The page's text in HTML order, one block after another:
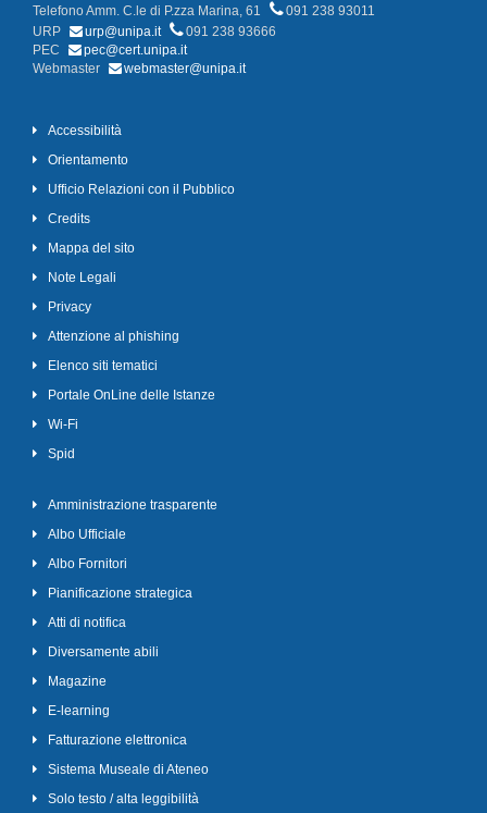
Telefono Amm. C.le di P.zza Marina, 61
091 238 93011
URP
urp@unipa.it
091 238 93666
PEC
pec@cert.unipa.it
Webmaster
webmaster@unipa.it
Accessibilità
Orientamento
Ufficio Relazioni con il Pubblico
Credits
Mappa del sito
Note Legali
Privacy
Attenzione al phishing
Elenco siti tematici
Portale OnLine delle Istanze
Wi-Fi
Spid
Amministrazione trasparente
Albo Ufficiale
Albo Fornitori
Pianificazione strategica
Atti di notifica
Diversamente abili
Magazine
E-learning
Fatturazione elettronica
Sistema Museale di Ateneo
Solo testo / alta leggibilità